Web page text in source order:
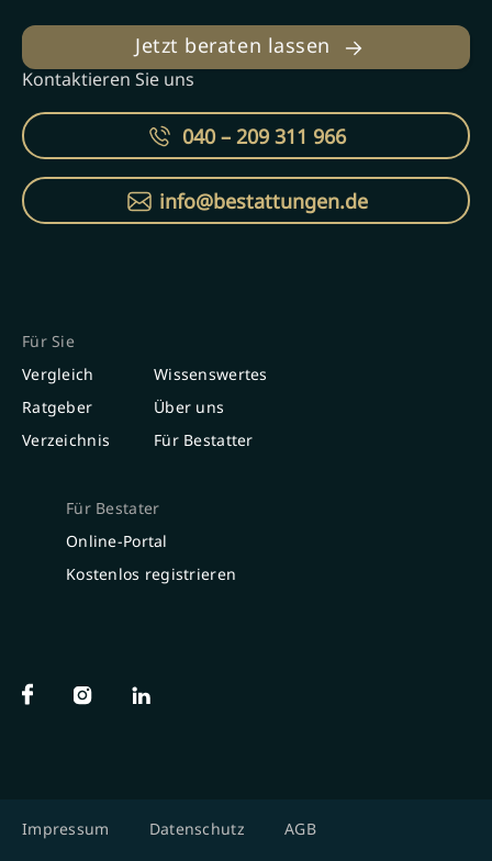
Jetzt beraten lassen
Kontaktieren Sie uns
040 – 209 311 966
info@bestattungen.de
Für Sie
Vergleich
Ratgeber
Verzeichnis
Wissenswertes
Über uns
Für Bestatter
Für Bestater
Online-Portal
Kostenlos registrieren
Impressum Datenschutz AGB